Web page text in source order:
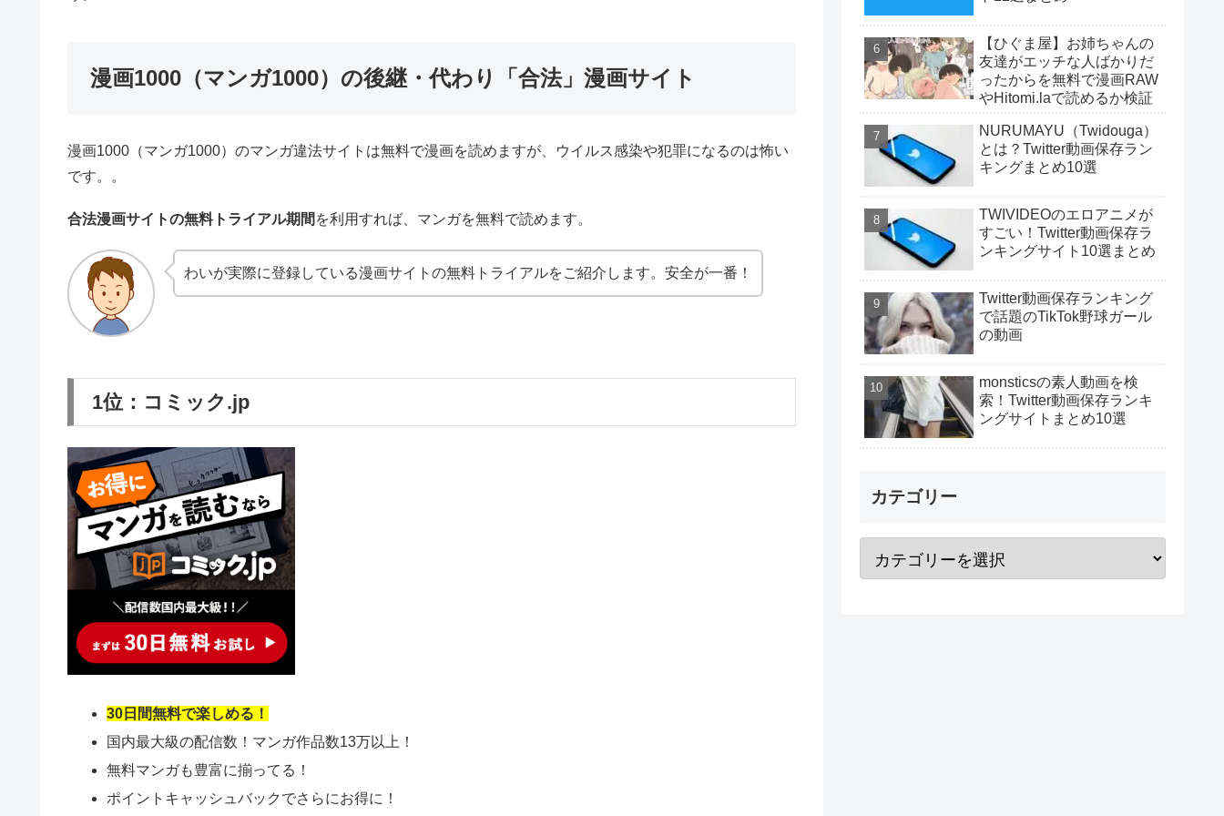
漫画1000（マンガ1000）の後継・代わり「合法」漫画サイト
漫画1000（マンガ1000）のマンガ違法サイトは無料で漫画を読めますが、ウイルス感染や犯罪になるのは怖い
です。。
合法漫画サイトの無料トライアル期間 を利用すれば、マンガを無料で読めます。
わいが実際に登録している漫画サイトの無料トライアルをご紹介します。安全が一番！
1位：コミック.jp
30日間無料で楽しめる！
国内最大級の配信数！マンガ作品数13万以上！
無料マンガも豊富に揃ってる！
ポイントキャッシュバックでさらにお得に！
【ひぐま屋】お姉ちゃんの
友達がエッチな人ばかりだ
ったからを無料で漫画RAW
やHitomi.laで読めるか検証
NURUMAYU（Twidouga）
とは？Twitter動画保存ラン
キングまとめ10選
TWIVIDEOのエロアニメが
すごい！Twitter動画保存ラ
ンキングサイト10選まとめ
Twitter動画保存ランキング
で話題のTikTok野球ガール
の動画
monsticsの素人動画を検
索！Twitter動画保存ランキ
ングサイトまとめ10選
カテゴリー